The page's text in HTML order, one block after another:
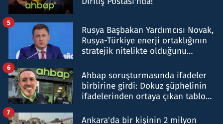
Rusya Başbakan Yardımcısı Novak,
Rusya-Türkiye enerji ortaklığının
stratejik nitelikte olduğunu
5
Ahbap soruşturmasında ifadeler
birbirine girdi: Dokuz şüphelinin
ifadelerinden ortaya çıkan tablo
6
Ankara'da bir kişinin 2 milyon
7